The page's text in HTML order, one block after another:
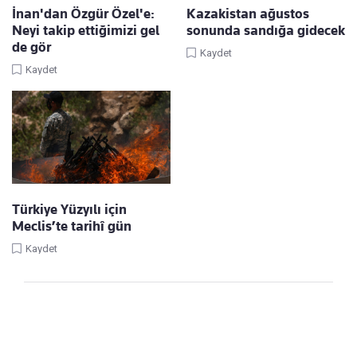
İnan'dan Özgür Özel'e:
Neyi takip ettiğimizi gel
de gör
Kaydet
Kazakistan ağustos
sonunda sandığa gidecek
Kaydet
Türkiye Yüzyılı için
Meclis’te tarihî gün
Kaydet